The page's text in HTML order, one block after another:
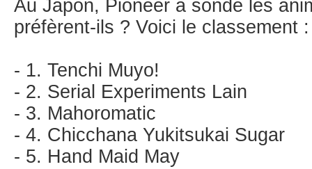
Au Japon, Pioneer a sondé les
préfèrent-ils ? Voici le classement :
- 1. Tenchi Muyo!
- 2. Serial Experiments Lain
- 3. Mahoromatic
- 4. Chicchana Yukitsukai Sugar
- 5. Hand Maid May